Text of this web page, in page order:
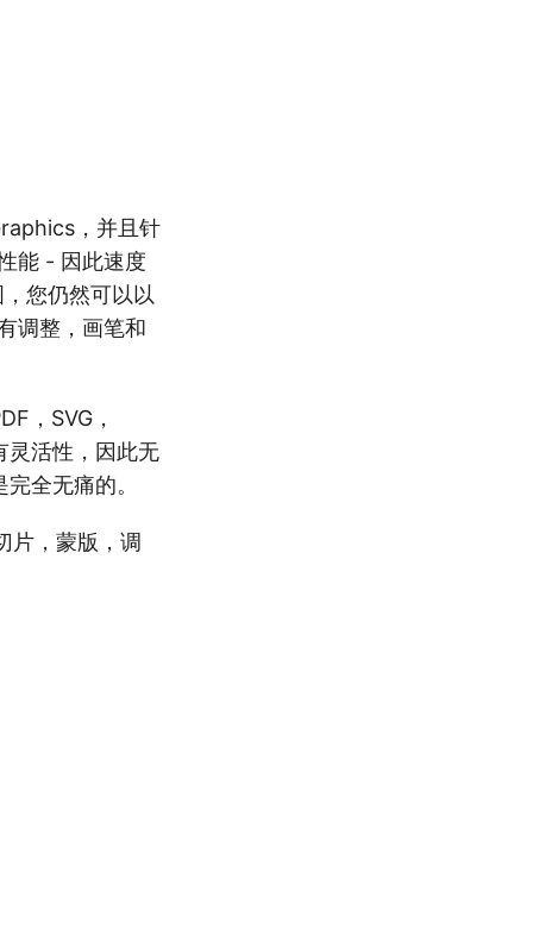
，并且针
能 - 因此速度
您仍然可以以
调整，画笔和
，SVG，
灵活性，因此无
全无痛的。
片，蒙版，调